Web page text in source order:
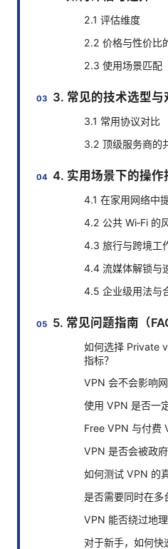
2.1 评估维度
2.2 价格与性价比
2.3 使用场景匹配
3. 常见的技术选型与
3.1 常用协议对比
3.2 顶级服务商的
4. 实用场景下的操作
4.1 在家用网络中
4.2 公共 Wi‑Fi 的
4.3 旅行与跨境工
4.4 流媒体解锁与
4.5 企业级用法与
5. 常见问题指南（
如何选择 Private
指标？
VPN 会不会影响网
使用 VPN 是否一
Free VPN 与付费
VPN 是否会被政府
如何测试 VPN 的
是否需要同时在多
VPN 能否绕过地
对于新手，如何快